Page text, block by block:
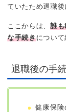
ていたため退職
ここからは、誰
な手続きについて
退職後の手
健康保険